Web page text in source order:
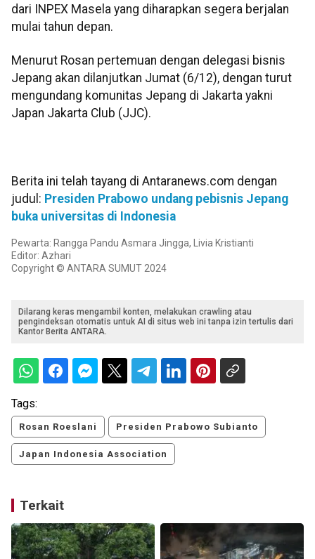
dari INPEX Masela yang diharapkan segera berjalan
mulai tahun depan.
Menurut Rosan pertemuan dengan delegasi bisnis
Jepang akan dilanjutkan Jumat (6/12), dengan turut
mengundang komunitas Jepang di Jakarta yakni
Japan Jakarta Club (JJC).
Berita ini telah tayang di Antaranews.com dengan
judul: Presiden Prabowo undang pebisnis Jepang
buka universitas di Indonesia
Pewarta: Rangga Pandu Asmara Jingga, Livia Kristianti
Editor: Azhari
Copyright © ANTARA SUMUT 2024
Dilarang keras mengambil konten, melakukan crawling atau
pengindeksan otomatis untuk AI di situs web ini tanpa izin tertulis dari
Kantor Berita ANTARA.
Tags:
Rosan Roeslani Presiden Prabowo Subianto
Japan Indonesia Association
Terkait